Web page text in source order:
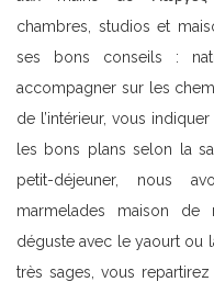
chambres, studios et
ses bons conseils :
accompagner sur les
de l’intérieur, vous
les bons plans selon la
petit-déjeuner, nous
marmelades maison de
déguste avec le yaourt ou
très sages, vous